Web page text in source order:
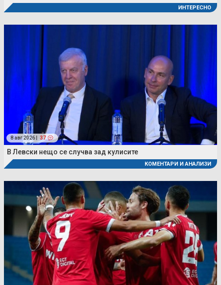
ИНТЕРЕСНО
8 авг 2026 | 37
В Левски нещо се случва зад кулисите
КОМЕНТАРИ И АНАЛИЗИ